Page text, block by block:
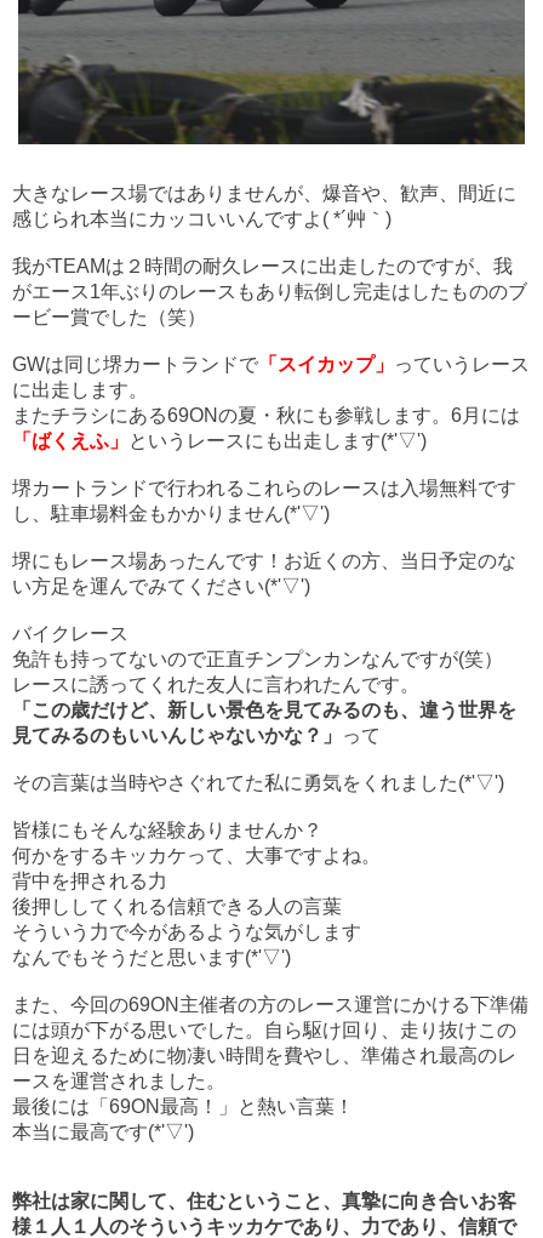
大きなレース場ではありませんが、爆音や、歓声、間近に
感じられ本当にカッコいいんですよ( *´艸｀)
我がTEAMは２時間の耐久レースに出走したのですが、我
がエース1年ぶりのレースもあり転倒し完走はしたもののブ
ービー賞でした（笑）
GWは同じ堺カートランドで 「スイカップ」 っていうレース
に出走します。
またチラシにある69ONの夏・秋にも参戦します。6月には
「ばくえふ」 というレースにも出走します(*'▽')
堺カートランドで行われるこれらのレースは入場無料です
し、駐車場料金もかかりません(*'▽')
堺にもレース場あったんです！お近くの方、当日予定のな
い方足を運んでみてください(*'▽')
バイクレース
免許も持ってないので正直チンプンカンなんですが(笑）
レースに誘ってくれた友人に言われたんです。
「この歳だけど、新しい景色を見てみるのも、違う世界を
見てみるのもいいんじゃないかな？」
って
その言葉は当時やさぐれてた私に勇気をくれました(*'▽')
皆様にもそんな経験ありませんか？
何かをするキッカケって、大事ですよね。
背中を押される力
後押ししてくれる信頼できる人の言葉
そういう力で今があるような気がします
なんでもそうだと思います(*'▽')
また、今回の69ON主催者の方のレース運営にかける下準備
には頭が下がる思いでした。自ら駆け回り、走り抜けこの
日を迎えるために物凄い時間を費やし、準備され最高のレ
ースを運営されました。
最後には「69ON最高！」と熱い言葉！
本当に最高です(*'▽')
弊社は家に関して、住むということ、真摯に向き合いお客
様１人１人のそういうキッカケであり、力であり、信頼で